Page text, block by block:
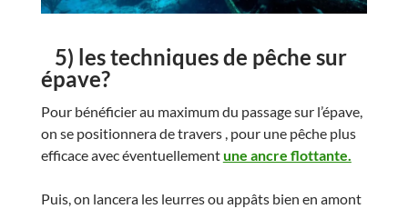
5) les techniques de pêche sur
épave?
Pour bénéficier au maximum du passage sur l’épave,
on se positionnera de travers , pour une pêche plus
efficace avec éventuellementune ancre flottante.
Puis, on lancera les leurres ou appâts bien en amont